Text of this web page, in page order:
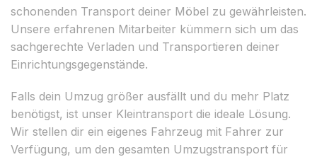
schonenden Transport deiner Möbel zu gewährleisten.
Unsere erfahrenen Mitarbeiter kümmern sich um das
sachgerechte Verladen und Transportieren deiner
Einrichtungsgegenstände.
Falls dein Umzug größer ausfällt und du mehr Platz
benötigst, ist unser Kleintransport die ideale Lösung.
Wir stellen dir ein eigenes Fahrzeug mit Fahrer zur
Verfügung, um den gesamten Umzugstransport für